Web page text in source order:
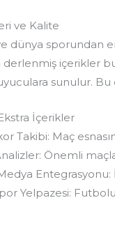
ve Kalite
dünya sporundan
içerikler
sunulur.
İçerikler
Takibi: Maç
Önemli
Yelpazesi: